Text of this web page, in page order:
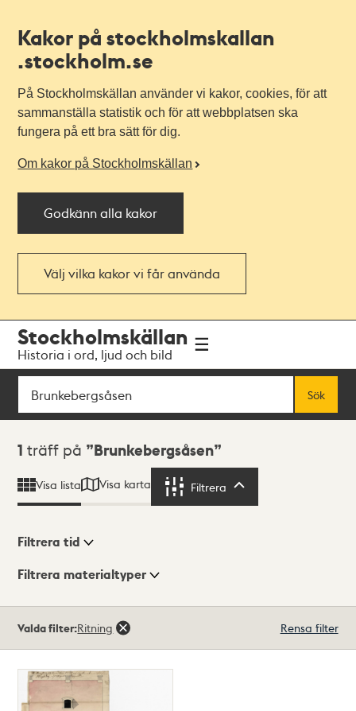
Kakor på stockholmskallan
.stockholm.se
På Stockholmskällan använder vi kakor, cookies, för att
sammanställa statistik och för att webbplatsen ska
fungera på ett bra sätt för dig.
Om kakor på Stockholmskällan
Godkänn alla kakor
Välj vilka kakor vi får använda
navigationen
huvudinnehållet
Stockholmskällan
Historia i ord, ljud och bild
Sök
Sök
Sökresultat
1 träff på Brunkebergsåsen
Visa lista Visa karta Filtrera
Visningsläge
Filtrera tid
Filtrera materialtyper
träffar
Valda filter:Ritning Rensa filter